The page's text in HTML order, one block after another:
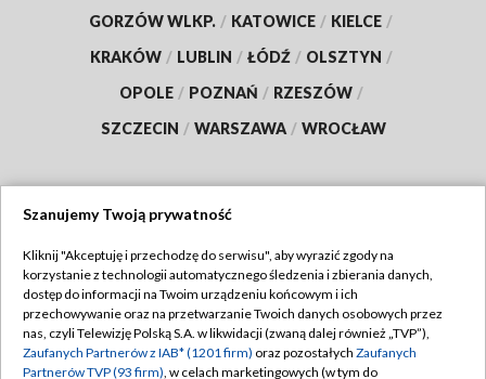
GORZÓW WLKP. / KATOWICE / KIELCE /
KRAKÓW / LUBLIN / ŁÓDŹ / OLSZTYN /
OPOLE / POZNAŃ / RZESZÓW /
SZCZECIN / WARSZAWA / WROCŁAW
TVP
Abonament TVP
Emisja w TVP
Regulamin TVP
Polityka prywatności
Szanujemy Twoją prywatność
Kliknij "Akceptuję i przechodzę do serwisu", aby wyrazić zgody na
korzystanie z technologii automatycznego śledzenia i zbierania danych,
dostęp do informacji na Twoim urządzeniu końcowym i ich
przechowywanie oraz na przetwarzanie Twoich danych osobowych przez
nas, czyli Telewizję Polską S.A. w likwidacji (zwaną dalej również „TVP”),
Zaufanych Partnerów z IAB* (1201 firm) oraz pozostałych Zaufanych
Partnerów TVP (93 firm), w celach marketingowych (w tym do